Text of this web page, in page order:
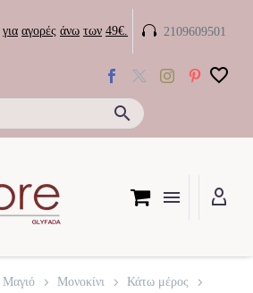
για αγορές άνω των 49€. 
 2109609501
Μαγιό Μονοκίνι
Κάτω μέρος